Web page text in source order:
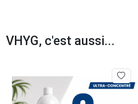
VHYG, c'est aussi...